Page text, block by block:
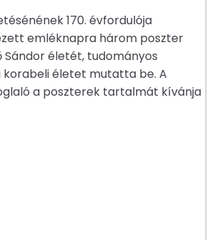
170. évfordulója
emléknapra három poszter
Sándor életét, tudományos
korabeli életet mutatta be. A
a poszterek tartalmát kívánja